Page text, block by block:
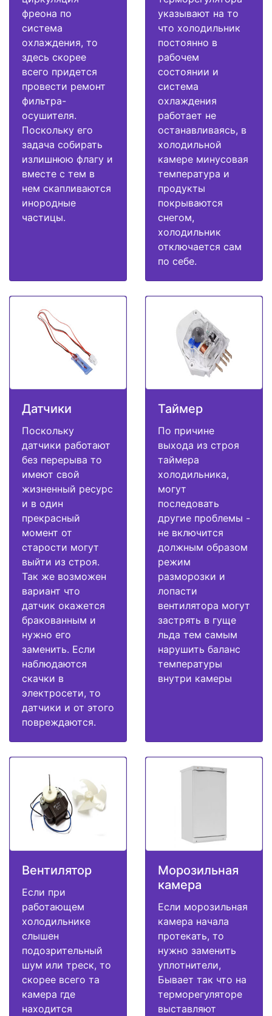
фреона по
система
охлаждения, то
здесь скорее
всего придется
провести ремонт
фильтра-
осушителя.
Поскольку его
задача собирать
излишнюю флагу и
вместе с тем в
нем скапливаются
инородные
частицы.
указывают на то
что холодильник
постоянно в
рабочем
состоянии и
система
охлаждения
работает не
останавливаясь, в
холодильной
камере минусовая
температура и
продукты
покрываются
снегом,
холодильник
отключается сам
по себе.
Датчики
Поскольку
датчики работают
без перерыва то
имеют свой
жизненный ресурс
и в один
прекрасный
момент от
старости могут
выйти из строя.
Так же возможен
вариант что
датчик окажется
бракованным и
нужно его
заменить. Если
наблюдаются
скачки в
электросети, то
датчики и от этого
повреждаются.
Таймер
По причине
выхода из строя
таймера
холодильника,
могут
последовать
другие проблемы -
не включится
должным образом
режим
разморозки и
лопасти
вентилятора могут
застрять в гуще
льда тем самым
нарушить баланс
температуры
внутри камеры
Вентилятор
Если при
работающем
холодильнике
слышен
подозрительный
шум или треск, то
скорее всего та
камера где
находится
Морозильная
камера
Если морозильная
камера начала
протекать, то
нужно заменить
уплотнители,
Бывает так что на
терморегуляторе
выставляют